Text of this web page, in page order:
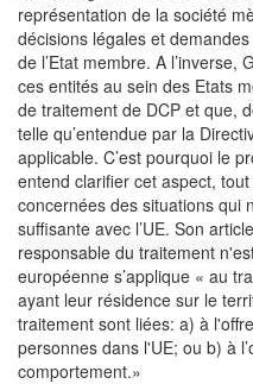
représentation de la société
décisions légales et
de l’Etat membre. A l’inverse,
ces entités au sein des Etats
de traitement de DCP et que,
telle qu’entendue par la
applicable. C’est pourquoi le
entend clarifier cet aspect,
concernées des situations qui
suffisante avec l’UE. Son
responsable du traitement
européenne s’applique « au
ayant leur résidence sur le
traitement sont liées: a) à
personnes dans l'UE; ou b) à
comportement.»